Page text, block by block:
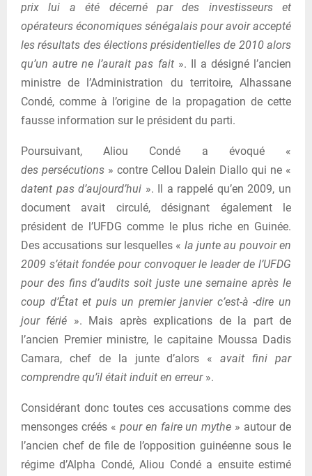
prix lui a été décerné par des investisseurs et
opérateurs économiques sénégalais pour avoir accepté
les résultats des élections présidentielles de 2010 alors
qu’un autre ne l’aurait pas fait». Il a désigné l’ancien
ministre de l’Administration du territoire, Alhassane
Condé, comme à l’origine de la propagation de cette
fausse information sur le président du parti.
Poursuivant, Aliou Condé a évoqué «
des persécutions» contre Cellou Dalein Diallo qui ne «
datent pas d’aujourd’hui ». Il a rappelé qu’en 2009, un
document avait circulé, désignant également le
président de l’UFDG comme le plus riche en Guinée.
Des accusations sur lesquelles « la junte au pouvoir en
2009 s’était fondée pour convoquer le leader de l’UFDG
pour des fins d’audits soit juste une semaine après le
coup d’État et puis un premier janvier c’est-à -dire un
jour férié ». Mais après explications de la part de
l’ancien Premier ministre, le capitaine Moussa Dadis
Camara, chef de la junte d’alors «avait fini par
comprendre qu’il était induit en erreur».
Considérant donc toutes ces accusations comme des
mensonges créés « pour en faire un mythe » autour de
l’ancien chef de file de l’opposition guinéenne sous le
régime d’Alpha Condé, Aliou Condé a ensuite estimé